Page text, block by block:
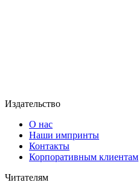
Издательство
О нас
Наши импринты
Контакты
Корпоративным клиентам
Читателям